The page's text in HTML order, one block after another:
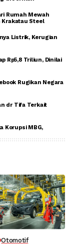
Rumah Mewah
Krakatau Steel
Listrik, Kerugian
Rp5,8 Triliun, Dinilai
Rugikan Negara
dr Tifa Terkait
Korupsi MBG,
Otomotif